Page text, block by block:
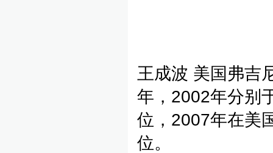
王成波 美国弗吉
年，2002年分别
位，2007年在美
位。